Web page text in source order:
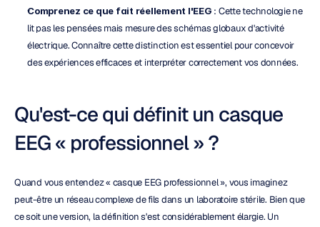
Comprenez ce que fait réellement l'EEG : Cette technologie ne
lit pas les pensées mais mesure des schémas globaux d'activité
électrique. Connaître cette distinction est essentiel pour concevoir
des expériences efficaces et interpréter correctement vos données.
Qu'est-ce qui définit un casque
EEG « professionnel » ?
Quand vous entendez « casque EEG professionnel », vous imaginez
peut-être un réseau complexe de fils dans un laboratoire stérile. Bien que
ce soit une version, la définition s'est considérablement élargie. Un